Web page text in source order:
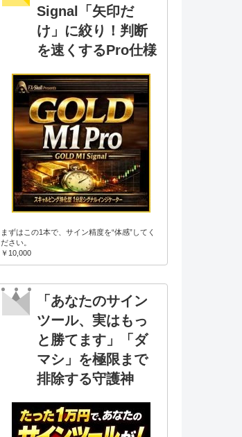
Signal「矢印だ
け」に絞り！判断
を速くするPro仕様
まずはこの1本で、サイン精度を“体感”してく
ださい。
￥10,000
「あなたのサイン
ツール、実はもっ
と勝てます」「ダ
マシ」を極限まで
排除する守護神